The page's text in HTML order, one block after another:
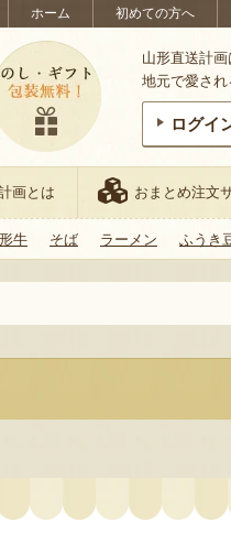
ホーム 初めての方へ
山形直送計
地元で愛され
ログイ
画とは おまとめ注文
牛 そば ラーメン ふうき